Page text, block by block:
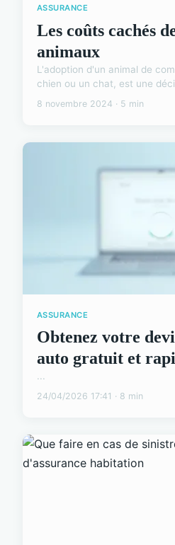
ASSURANCE
Les coûts cachés
animaux
L'adoption d'un animal de
chien ou un chat, est une
8 novembre 2024 · 5 min
ASSURANCE
Obtenez votre
auto gratuit et
...
24/04/2026 17:41 · 8 min